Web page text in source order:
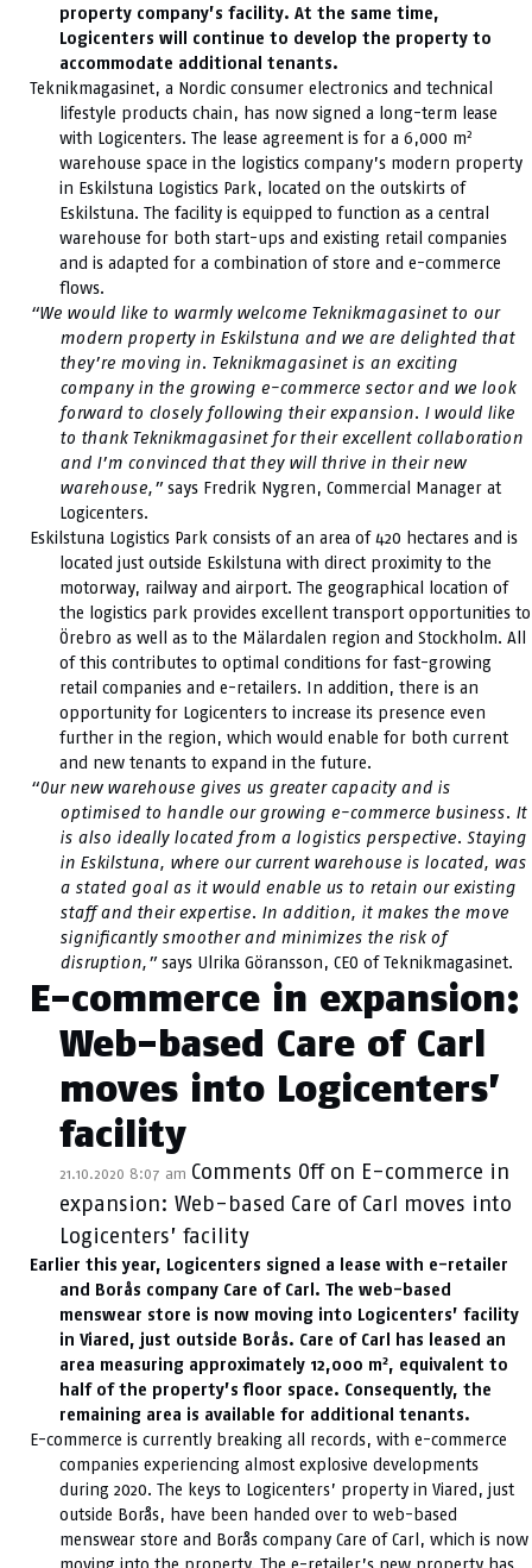
property company’s facility. At the same time,
Logicenters will continue to develop the property to
accommodate additional tenants.
Teknikmagasinet, a Nordic consumer electronics and technical
lifestyle products chain, has now signed a long-term lease
with Logicenters. The lease agreement is for a 6,000 m2
warehouse space in the logistics company’s modern property
in Eskilstuna Logistics Park, located on the outskirts of
Eskilstuna. The facility is equipped to function as a central
warehouse for both start-ups and existing retail companies
and is adapted for a combination of store and e-commerce
flows.
“We would like to warmly welcome Teknikmagasinet to our
modern property in Eskilstuna and we are delighted that
they’re moving in. Teknikmagasinet is an exciting
company in the growing e-commerce sector and we look
forward to closely following their expansion. I would like
to thank Teknikmagasinet for their excellent collaboration
and I’m convinced that they will thrive in their new
warehouse,”says Fredrik Nygren, Commercial Manager at
Logicenters.
Eskilstuna Logistics Park consists of an area of 420 hectares and is
located just outside Eskilstuna with direct proximity to the
motorway, railway and airport. The geographical location of
the logistics park provides excellent transport opportunities to
Örebro as well as to the Mälardalen region and Stockholm. All
of this contributes to optimal conditions for fast-growing
retail companies and e-retailers. In addition, there is an
opportunity for Logicenters to increase its presence even
further in the region, which would enable for both current
and new tenants to expand in the future.
“Our new warehouse gives us greater capacity and is
optimised to handle our growing e-commerce business. It
is also ideally located from a logistics perspective. Staying
in Eskilstuna, where our current warehouse is located, was
a stated goal as it would enable us to retain our existing
staff and their expertise. In addition, it makes the move
significantly smoother and minimizes the risk of
disruption,”says Ulrika Göransson, CEO of Teknikmagasinet.
E-commerce in expansion:
Web-based Care of Carl
moves into Logicenters’
facility
21.10.2020 8:07 am Comments Offon E-commerce in
expansion: Web-based Care of Carl moves into
Logicenters’ facility
Earlier this year, Logicenters signed a lease with e-retailer
and Borås company Care of Carl. The web-based
menswear store is now moving into Logicenters’ facility
in Viared, just outside Borås. Care of Carl has leased an
area measuring approximately 12,000 m2, equivalent to
half of the property’s floor space. Consequently, the
remaining area is available for additional tenants.
E-commerce is currently breaking all records, with e-commerce
companies experiencing almost explosive developments
during 2020. The keys to Logicenters’ property in Viared, just
outside Borås, have been handed over to web-based
menswear store and Borås company Care of Carl, which is now